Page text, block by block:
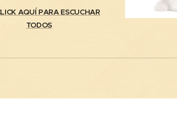
AQUÍ PARA ESCUCHAR
TODOS